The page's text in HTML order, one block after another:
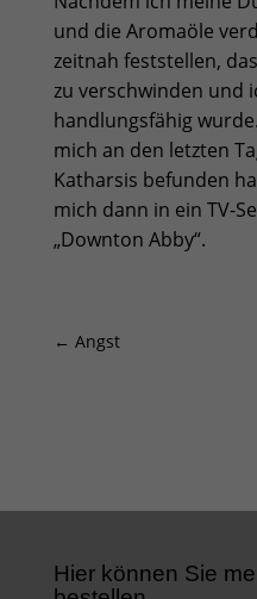
und die Aromaöle
zeitnah feststellen,
zu verschwinden und
handlungsfähig
mich an den letzten
Katharsis befunden
mich dann in ein TV-
„Downton Abby“.
← Angst
Hier können Sie